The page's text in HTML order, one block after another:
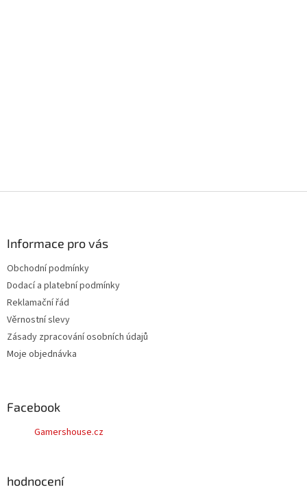
Informace pro vás
Obchodní podmínky
Dodací a platební podmínky
Reklamační řád
Věrnostní slevy
Zásady zpracování osobních údajů
Moje objednávka
Facebook
Gamershouse.cz
hodnocení